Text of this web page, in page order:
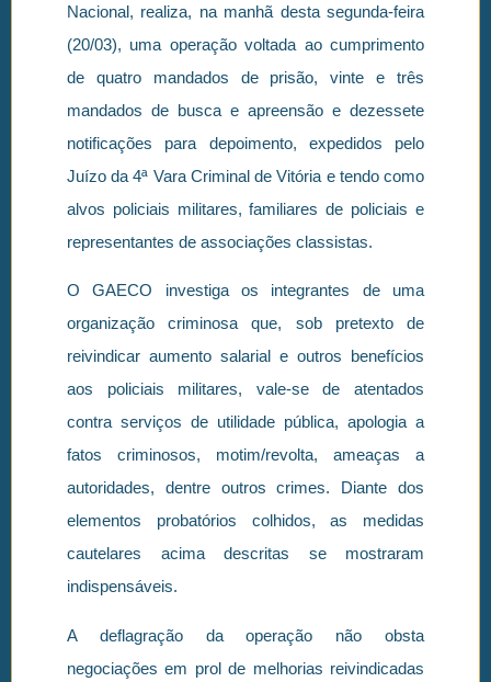
Nacional, realiza, na manhã desta segunda-feira
(20/03), uma operação voltada ao cumprimento
de quatro mandados de prisão, vinte e três
mandados de busca e apreensão e dezessete
notificações para depoimento, expedidos pelo
Juízo da 4ª Vara Criminal de Vitória e tendo como
alvos policiais militares, familiares de policiais e
representantes de associações classistas.
O GAECO investiga os integrantes de uma
organização criminosa que, sob pretexto de
reivindicar aumento salarial e outros benefícios
aos policiais militares, vale-se de atentados
contra serviços de utilidade pública, apologia a
fatos criminosos, motim/revolta, ameaças a
autoridades, dentre outros crimes. Diante dos
elementos probatórios colhidos, as medidas
cautelares acima descritas se mostraram
indispensáveis.
A deflagração da operação não obsta
negociações em prol de melhorias reivindicadas